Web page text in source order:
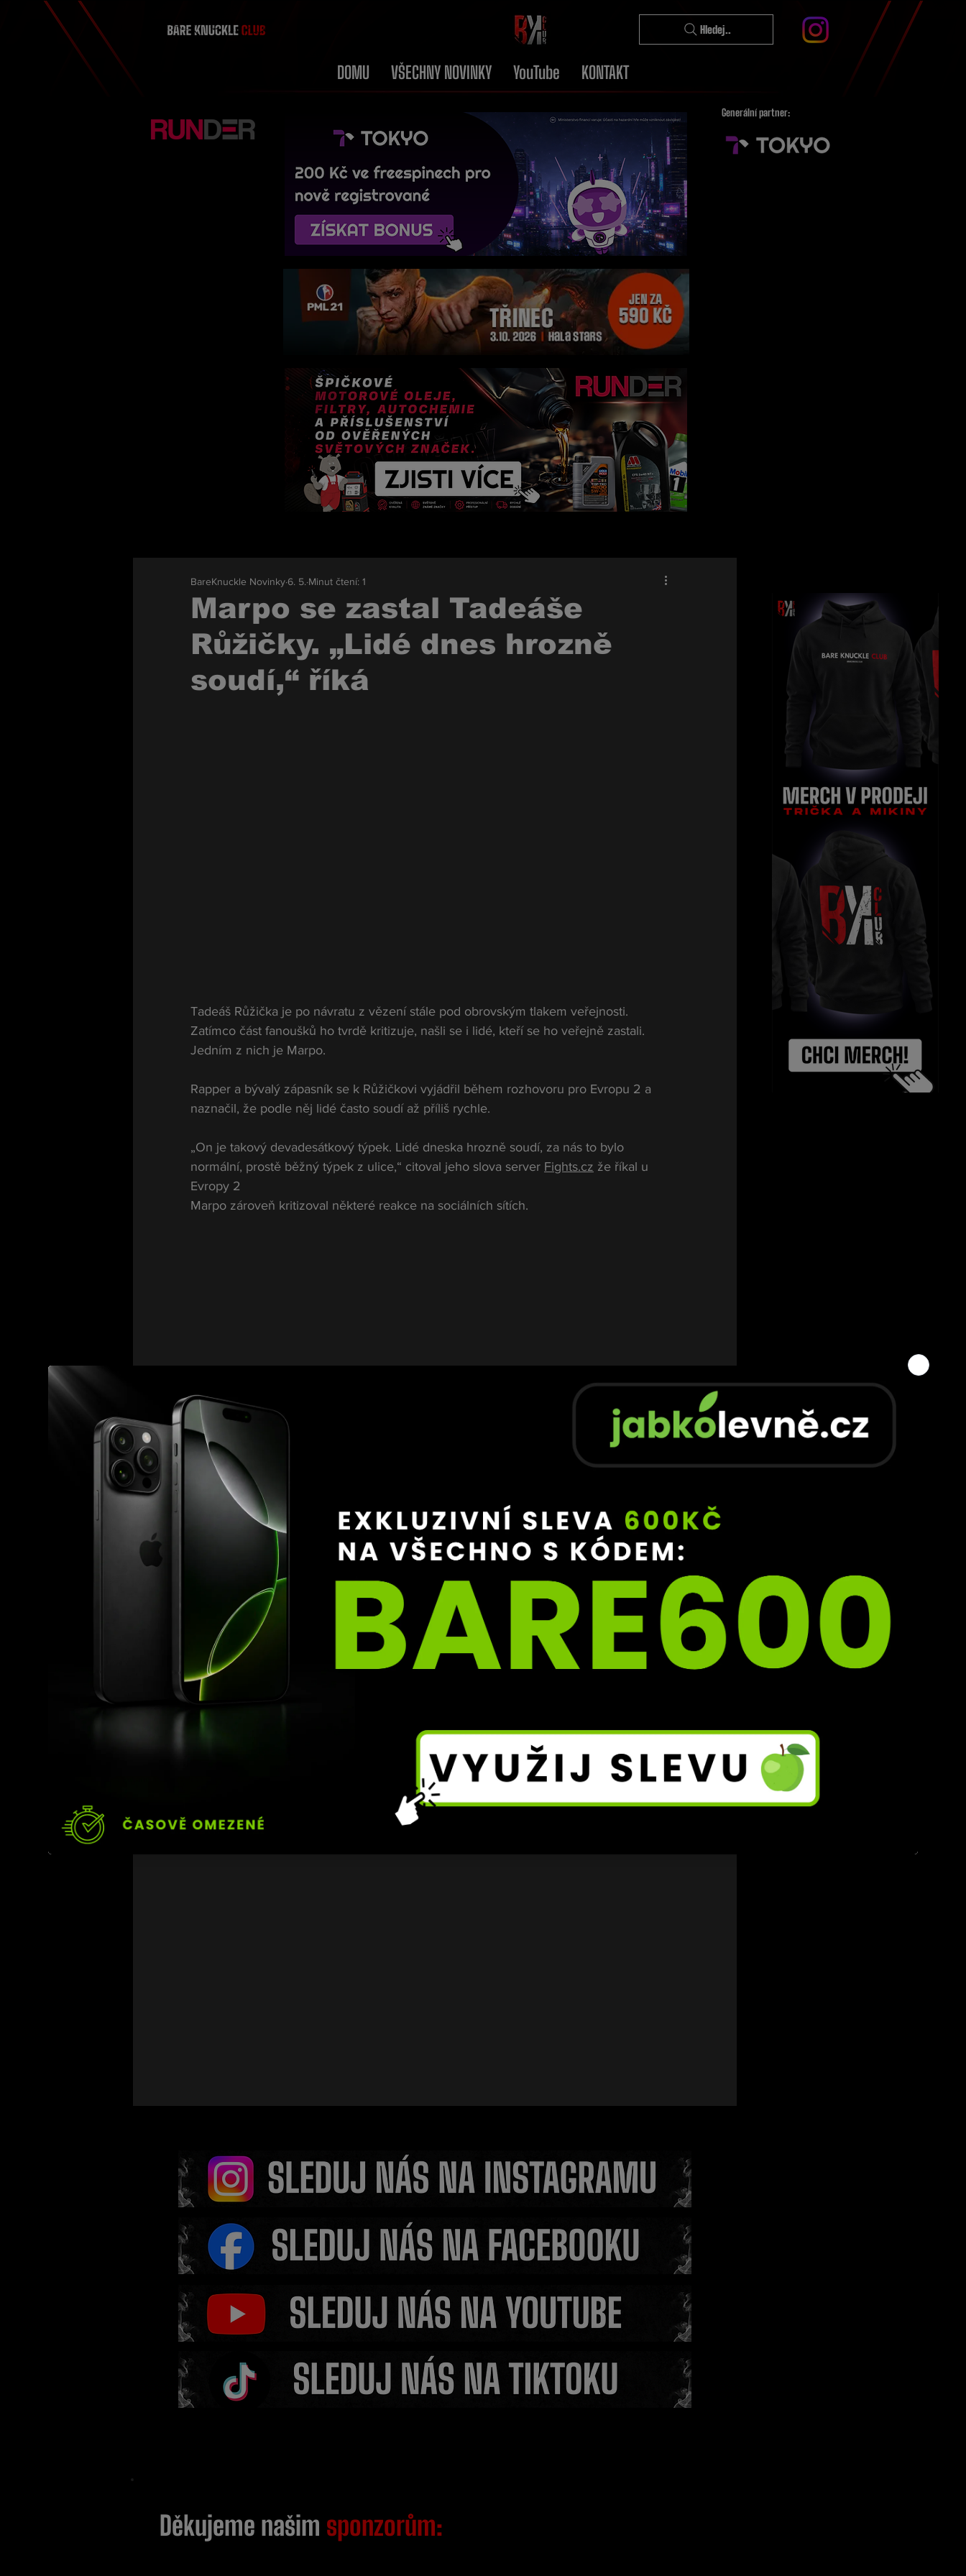
Hledej..
DOMU VŠECHNY NOVINKY YouTube KONTAKT
Generální partner:
Marpo se zastal Tadeáše
Růžičky. „Lidé dnes hrozně
soudí,“ říká
BareKnuckle Novinky6. 5. Minut čtení: 1
Tadeáš Růžička je po návratu z vězení stále pod obrovským tlakem veřejnosti.
Zatímco část fanoušků ho tvrdě kritizuje, našli se i lidé, kteří se ho veřejně zastali.
Jedním z nich je Marpo.
Rapper a bývalý zápasník se k Růžičkovi vyjádřil během rozhovoru pro Evropu 2 a
naznačil, že podle něj lidé často soudí až příliš rychle.
„On je takový devadesátkový týpek. Lidé dneska hrozně soudí, za nás to bylo
normální, prostě běžný týpek z ulice,“ citoval jeho slova server Fights.cz že říkal u
Evropy 2
Marpo zároveň kritizoval některé reakce na sociálních sítích.
„Pak čteš ty komentáře – ať táhne, ať v tom vězení shoří a podobné hnusné věci,“
Sám zároveň přiznal, že by si pobyt ve vězení nedokázal představit.
„Já bych do basy nechtěl. Fakt ne. Není to o tom, že bych se bál, ale ztratit ten čas,“
Růžička měl přitom ještě před časem našlápnuto k jednomu z největších zápasů
domácí scény proti Václavu Sivákovi. Místo velkého souboje ale přišly problémy se
zákonem a následný výkon trestu.
Po návratu je tak dál jedním z nejdiskutovanějších jmen domácí bojové scény.
Zobrazit vše
Konec bizarních frašek? Karlos
Benda poslal jasný vzkaz Clashi
Konec velkého snu? Sivák může
přijít o životní šanci ještě před
svým dalším zápasem
Děkujeme našim sponzorům: